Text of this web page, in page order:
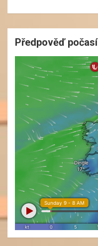
Předpověď počasí